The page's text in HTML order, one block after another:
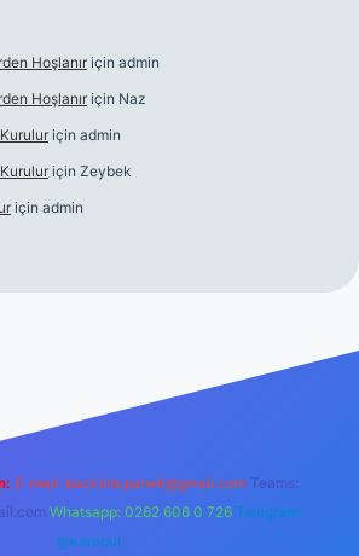
Hoşlanır için admin
Hoşlanır için Naz
için admin
için Zeybek
için admin
E-mail: backlinkpaneli@gmail.com Teams:
Whatsapp: 0262 606 0 726 Telegram:
@karabul